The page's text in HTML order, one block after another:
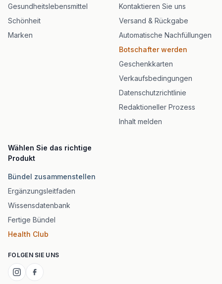
Gesundheitslebensmittel
Schönheit
Marken
Kontaktieren Sie uns
Versand & Rückgabe
Automatische Nachfüllungen
Botschafter werden
Geschenkkarten
Verkaufsbedingungen
Datenschutzrichtlinie
Redaktioneller Prozess
Inhalt melden
Wählen Sie das richtige
Produkt
Bündel zusammenstellen
Ergänzungsleitfaden
Wissensdatenbank
Fertige Bündel
Health Club
FOLGEN SIE UNS